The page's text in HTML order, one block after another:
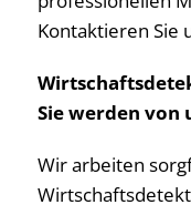
Kontaktieren Sie
Sie werden von
Wir arbeiten